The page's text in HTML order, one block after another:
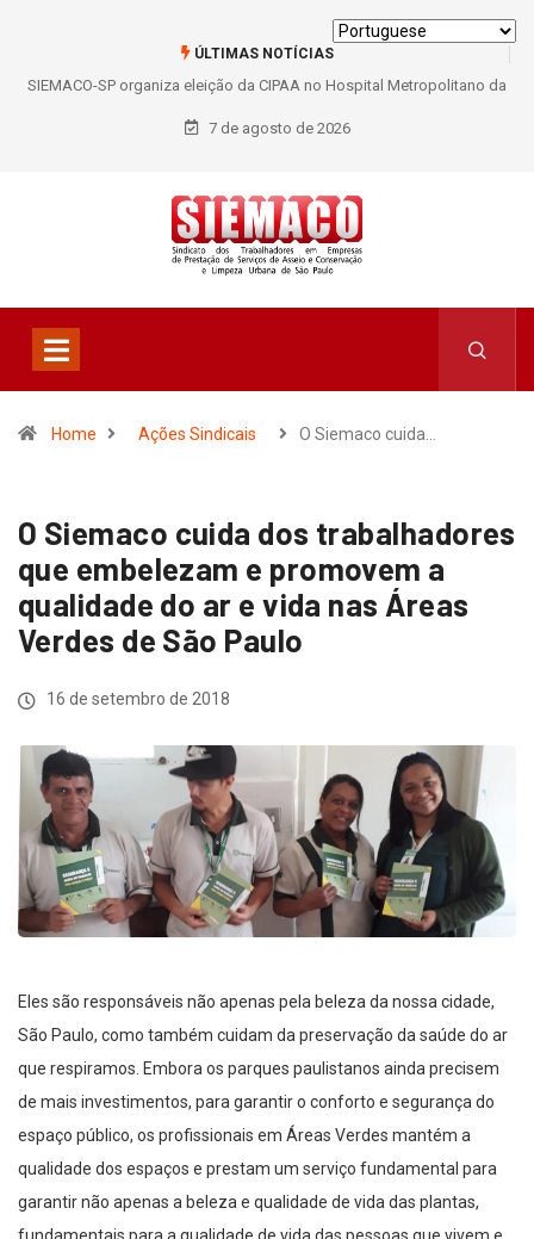
ÚLTIMAS NOTÍCIAS
SIEMACO-SP organiza eleição da CIPAA no Hospital Metropolitano da
Lapa e fortalece participação dos trabalhadores
7 de agosto de 2026
Home Ações Sindicais O Siemaco cuida…
O Siemaco cuida dos trabalhadores
que embelezam e promovem a
qualidade do ar e vida nas Áreas
Verdes de São Paulo
16 de setembro de 2018
Eles são responsáveis não apenas pela beleza da nossa cidade,
São Paulo, como também cuidam da preservação da saúde do ar
que respiramos. Embora os parques paulistanos ainda precisem
de mais investimentos, para garantir o conforto e segurança do
espaço público, os profissionais em Áreas Verdes mantém a
qualidade dos espaços e prestam um serviço fundamental para
garantir não apenas a beleza e qualidade de vida das plantas,